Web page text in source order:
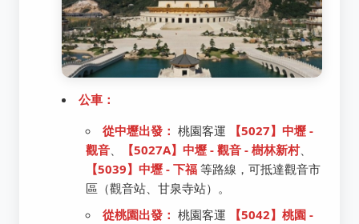
公車：
從中壢出發： 桃園客運
【5027】中壢 -
觀音、 【5027A】中壢 - 觀音 - 樹林新村、
【5039】中壢 - 下福等路線，可抵達觀音市
區（觀音站、甘泉寺站）。
從桃園出發： 桃園客運
【5042】桃園 -